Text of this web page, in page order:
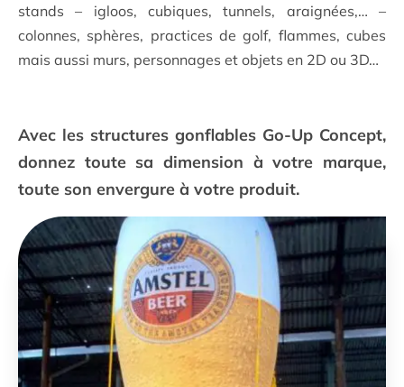
stands – igloos, cubiques, tunnels, araignées,… –
colonnes, sphères, practices de golf, flammes, cubes
mais aussi murs, personnages et objets en 2D ou 3D…
Avec les structures gonflables Go-Up Concept,
donnez toute sa dimension à votre marque,
toute son envergure à votre produit.